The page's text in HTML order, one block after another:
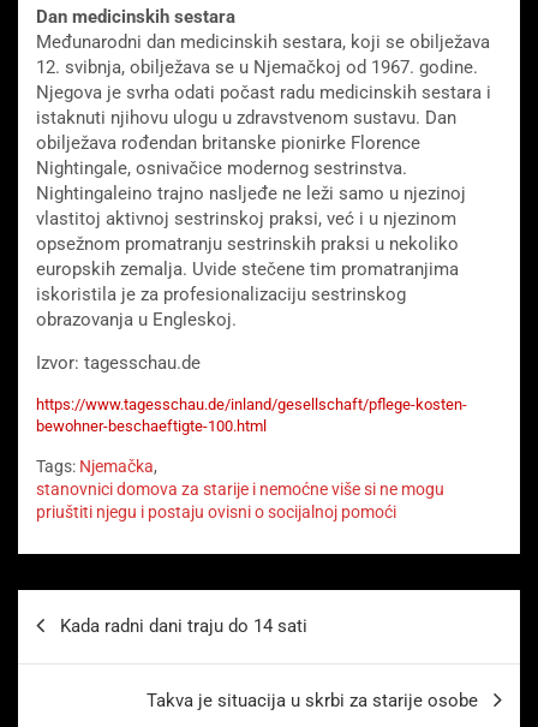
Dan medicinskih sestara
Međunarodni dan medicinskih sestara, koji se obilježava
12. svibnja, obilježava se u Njemačkoj od 1967. godine.
Njegova je svrha odati počast radu medicinskih sestara i
istaknuti njihovu ulogu u zdravstvenom sustavu. Dan
obilježava rođendan britanske pionirke Florence
Nightingale, osnivačice modernog sestrinstva.
Nightingaleino trajno nasljeđe ne leži samo u njezinoj
vlastitoj aktivnoj sestrinskoj praksi, već i u njezinom
opsežnom promatranju sestrinskih praksi u nekoliko
europskih zemalja. Uvide stečene tim promatranjima
iskoristila je za profesionalizaciju sestrinskog
obrazovanja u Engleskoj.
Izvor: tagesschau.de
https://www.tagesschau.de/inland/gesellschaft/pflege-kosten-
bewohner-beschaeftigte-100.html
Tags: Njemačka,
stanovnici domova za starije i nemoćne više si ne mogu
priuštiti njegu i postaju ovisni o socijalnoj pomoći
Kada radni dani traju do 14 sati
Takva je situacija u skrbi za starije osobe